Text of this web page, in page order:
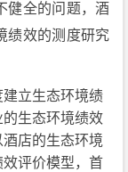
健全的问题，酒
绩效的测度研究
立生态环境绩
生态环境绩效
店的生态环境
评价模型，首